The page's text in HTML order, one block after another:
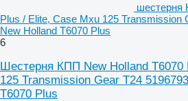
шестерня
Plus / Elite, Case Mxu 125 Transmission
New Holland T6070 Plus
6
Шестерня КПП New Holland T6070
125 Transmission Gear T24
T6070 Plus